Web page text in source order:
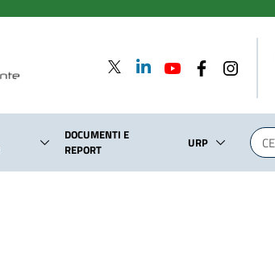
DOCUMENTI E
REPORT
URP